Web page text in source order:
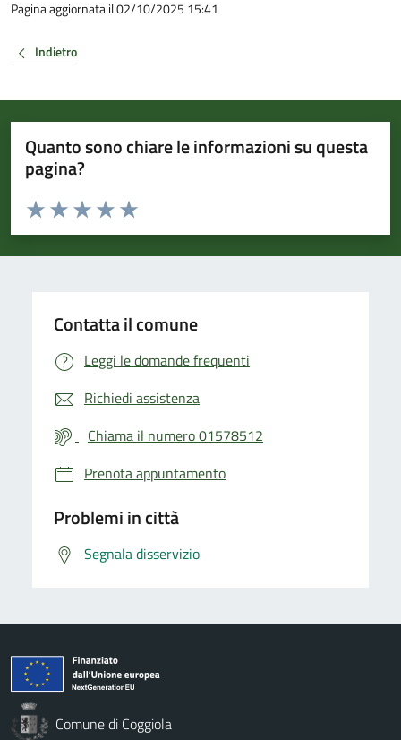
Pagina aggiornata il 02/10/2025 15:41
Indietro
Quanto sono chiare le informazioni su questa
pagina?
Valuta da 1 a 5 stelle la pagina
Valuta 5 stelle su 5
Valuta 4 stelle su 5
Valuta 3 stelle su 5
Valuta 2 stelle su 5
Valuta 1 stelle su 5
Contatta il comune
Leggi le domande frequenti
Richiedi assistenza
Chiama il numero 01578512
Prenota appuntamento
Problemi in città
Segnala disservizio
Comune di Coggiola